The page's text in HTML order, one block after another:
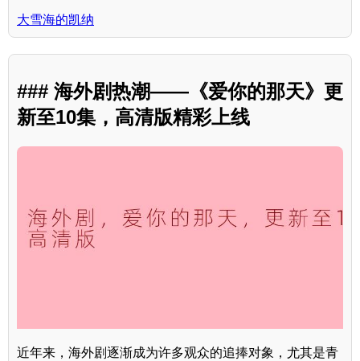
大雪海的凯纳
### 海外剧热潮——《爱你的那天》更
新至10集，高清版精彩上线
近年来，海外剧逐渐成为许多观众的追捧对象，尤其是青